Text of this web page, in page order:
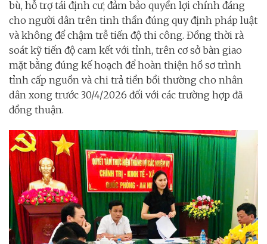
bù, hỗ trợ tái định cư; đảm bảo quyền lợi chính đáng
cho người dân trên tinh thần đúng quy định pháp luật
và không để chậm trễ tiến độ thi công. Đồng thời rà
soát kỹ tiến độ cam kết với tỉnh, trên cơ sở bàn giao
mặt bằng đúng kế hoạch để hoàn thiện hồ sơ trình
tỉnh cấp nguồn và chi trả tiền bồi thường cho nhân
dân xong trước 30/4/2026 đối với các trường hợp đã
đồng thuận.